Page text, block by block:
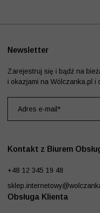
Kontakt z Biurem
+48 12 345 19 48
Obsługa Klienta
Newsletter
Zarejestruj się i bądź na
i okazjami na Wólczanka.pl i